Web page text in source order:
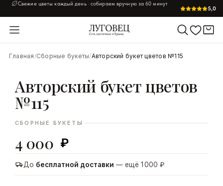
Свежие цветы каждый день · собираем вручную за 60 минут
5,0
Главная/Сборные букеты/Авторский букет цветов №115
Авторский букет цветов
№115
СБОРНЫЕ БУКЕТЫ
4 000 ₽
До бесплатной доставки — ещё 1 000 ₽